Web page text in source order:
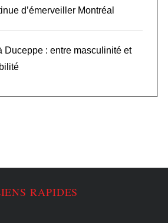
d’émerveiller Montréal
Duceppe : entre masculinité et
RAPIDES